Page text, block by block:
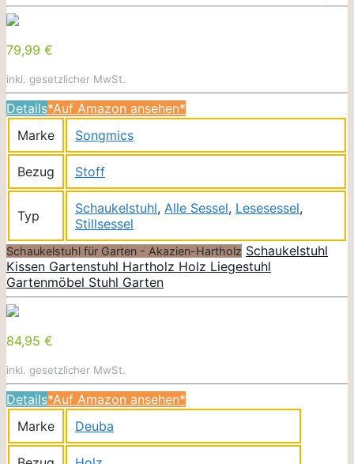
79,99 €
inkl. gesetzlicher MwSt.
Details*Auf Amazon ansehen*
Marke
Songmics
Bezug Stoff
Typ Schaukelstuhl, Alle Sessel, Lesesessel,
Stillsessel
Schaukelstuhl für Garten - Akazien-Hartholz Schaukelstuhl
Kissen Gartenstuhl Hartholz Holz Liegestuhl
Gartenmöbel Stuhl Garten
84,95 €
inkl. gesetzlicher MwSt.
Details*Auf Amazon ansehen*
Marke
Deuba